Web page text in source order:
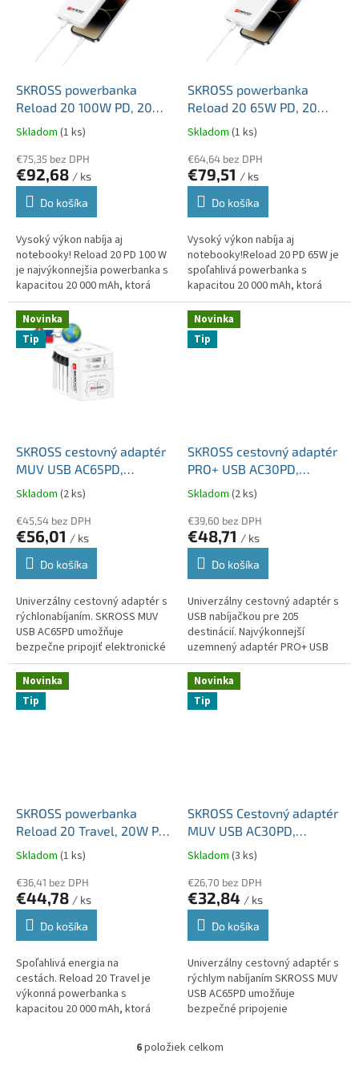
SKROSS powerbanka
Reload 20 100W PD, 20
000mAh, USB A+C
Skladom (1 ks)
€75,35 bez DPH
€92,68 / ks
Do košíka
Vysoký výkon nabíja aj
notebooky! Reload 20 PD 100 W
je najvýkonnejšia powerbanka s
kapacitou 20 000 mAh, ktorá
poskytuje dostatok energie
nielen pre telefóny a tablety,...
SKROSS powerbanka
Reload 20 65W PD, 20
000mAh, USB A+C
Skladom (1 ks)
€64,64 bez DPH
€79,51 / ks
Do košíka
Vysoký výkon nabíja aj
notebooky!Reload 20 PD 65W je
spoľahlivá powerbanka s
kapacitou 20 000 mAh, ktorá
poskytuje dostatok energie
nielen pre telefóny a tablety,
ale vie...
Novinka
Tip
SKROSS cestovný adaptér
MUV USB AC65PD,
univerzálny, neuzemnený,
USB A+C 65W
Skladom (2 ks)
€45,54 bez DPH
€56,01 / ks
Do košíka
Univerzálny cestovný adaptér s
rýchlonabíjaním. SKROSS MUV
USB AC65PD umožňuje
bezpečne pripojiť elektronické
zariadenia vo viac ako 220
destináciách po celom svete.
Vďaka...
Novinka
Tip
SKROSS cestovný adaptér
PRO+ USB AC30PD,
univerzálny, uzemnený,
USB A+C 30W PD
PA41PD30
Skladom (2 ks)
€39,60 bez DPH
€48,71 / ks
Do košíka
Univerzálny cestovný adaptér s
USB nabíjačkou pre 205
destinácií. Najvýkonnejší
uzemnený adaptér PRO+ USB
AC30PD umožňuje bezpečné
pripojenie európskych zariadení
vo viac...
Novinka
Tip
SKROSS powerbanka
Reload 20 Travel, 20W PD,
20 000mAh, USB A+C
Skladom (1 ks)
€36,41 bez DPH
€44,78 / ks
Do košíka
Spoľahlivá energia na
cestách. Reload 20 Travel je
výkonná powerbanka s
kapacitou 20 000 mAh, ktorá
Novinka
Tip
SKROSS Cestovný adaptér
MUV USB AC30PD,
univerzálny, neuzemnený,
USB A+C 30W PA48PD30
Skladom (3 ks)
€26,70 bez DPH
€32,84 / ks
Do košíka
Univerzálny cestovný adaptér s
rýchlym nabíjaním SKROSS MUV
USB AC65PD umožňuje
bezpečné pripojenie
ako 220 destináciách po celom
svete. Vďaka...
O
6položiek celkom